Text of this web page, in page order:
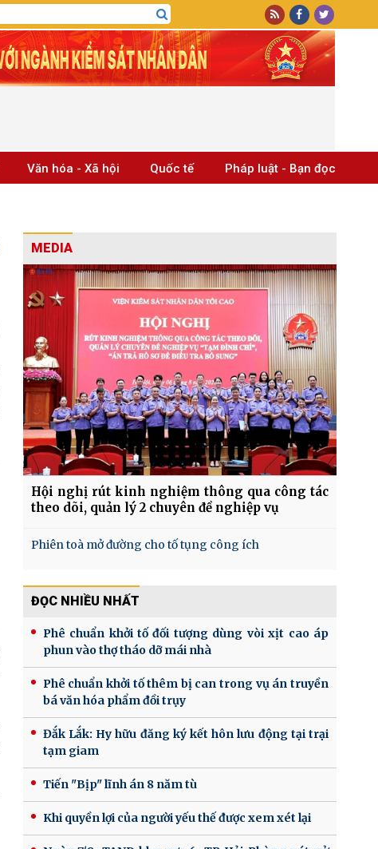
Văn hóa - Xã hội Quốc tế Pháp luật - Bạn đọc
MEDIA
Hội nghị rút kinh nghiệm thông qua công tác
theo dõi, quản lý 2 chuyên đề nghiệp vụ
Phiên toà mở đường cho tố tụng công ích
ĐỌC NHIỀU NHẤT
Phê chuẩn khởi tố đối tượng dùng vòi xịt cao áp
phun vào thợ tháo dỡ mái nhà
Phê chuẩn khởi tố thêm bị can trong vụ án truyền
bá văn hóa phẩm đồi trụy
Đắk Lắk: Hy hữu đăng ký kết hôn lưu động tại trại
tạm giam
Tiến "Bịp" lĩnh án 8 năm tù
Khi quyền lợi của người yếu thế được xem xét lại